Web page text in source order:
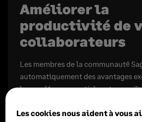
Améliorer la
productivité de
collaborateurs
Les membres de la communauté
automatiquement des avantages
les conférences, articles et conseils
Les cookies nous aident à vous